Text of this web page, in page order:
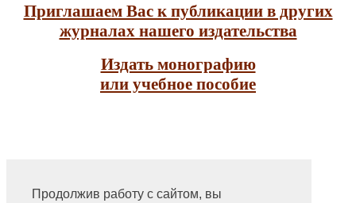
Продолжив работу с сайтом, вы
Приглашаем Вас к публикации в других
журналах нашего издательства
Издать монографию
или учебное пособие